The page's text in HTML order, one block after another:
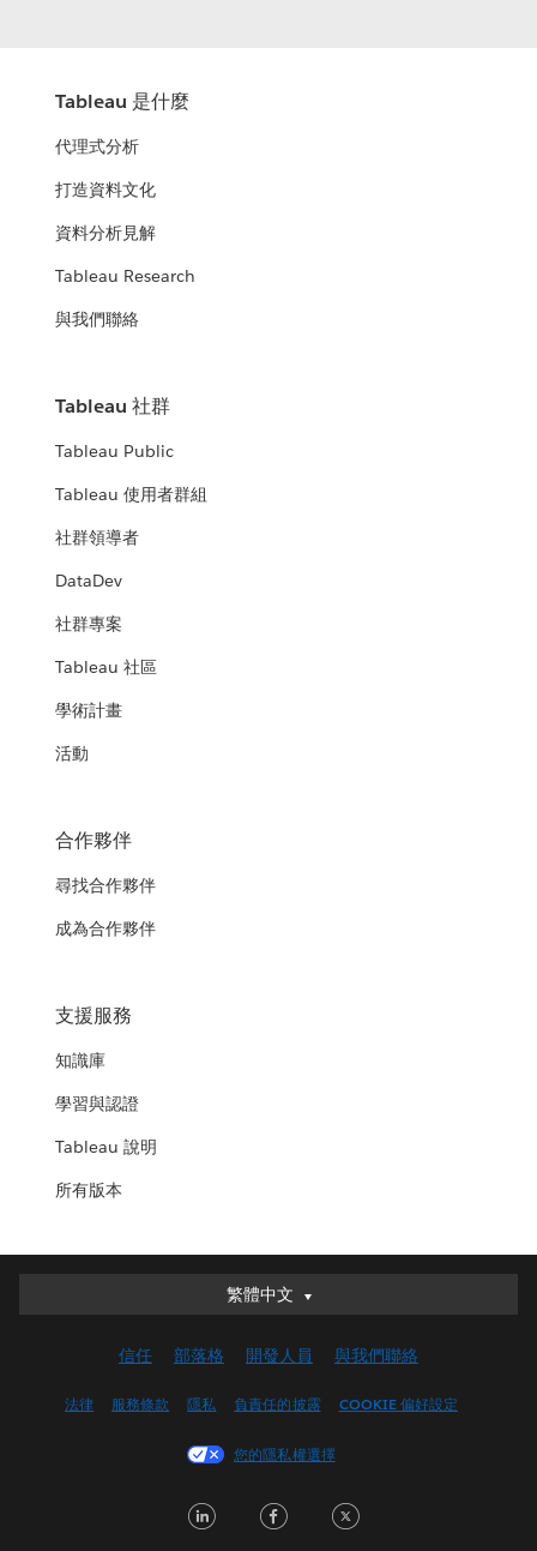
Tableau 是什麼
代理式分析
打造資料文化
資料分析見解
Tableau Research
與我們聯絡
Tableau 社群
Tableau Public
Tableau 使用者群組
社群領導者
DataDev
社群專案
Tableau 社區
學術計畫
活動
合作夥伴
尋找合作夥伴
成為合作夥伴
支援服務
知識庫
學習與認證
Tableau 說明
所有版本
繁體中文
繁體中文
English (UK)
Français (Canada)
Italiano
信任 部落格 開發人員 與我們聯絡
法律 服務條款 隱私 負責任的披露 COOKIE 偏好設定
您的隱私權選擇
LinkedInFacebook